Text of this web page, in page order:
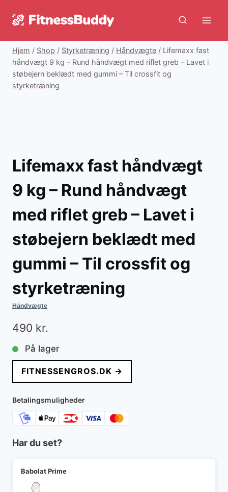
Hjem / Shop / Styrketræning / Håndvægte / Lifemaxx fast
håndvægt 9 kg – Rund håndvægt med riflet greb – Lavet i
støbejern beklædt med gummi – Til crossfit og
styrketræning
Lifemaxx fast håndvægt
9 kg – Rund håndvægt
med riflet greb – Lavet i
støbejern beklædt med
gummi – Til crossfit og
styrketræning
Håndvægte
490 kr.
På lager
FITNESSENGROS.DK →
Betalingsmuligheder
Har du set?
Babolat Prime